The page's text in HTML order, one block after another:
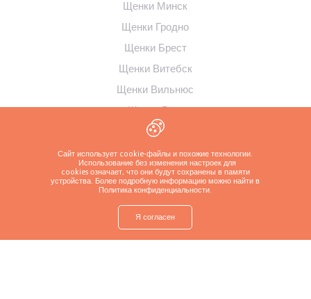
Щенки Минск
Щенки Гродно
Щенки Брест
Щенки Витебск
Щенки Вильнюс
Щенки Рига
Щенки Таллинн
Щенки Каунас
Спросите о щенке Позвоните заводчику
Сайт использует cookie-файлы и похожие технологии.
Использование без изменения настроек для
cookies означает, что они будут сохранены в памяти
устройства. Более подробную информацию можно найти в
Политика конфиденциальности
Я согласен